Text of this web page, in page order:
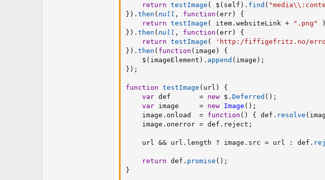
return testImage ( $ ( self ) . find (
} ) . then (null , function (err)
{
return testImage ( item . websiteLink + ".png" )
} ) . then (null , function (err)
{
return testImage ( 'http:/fiffigefritz.no/
} ) . then ( function ( image )
{
    $
( imageElement ) . append ( image ) ;
} ) ;
function testImage ( url )
{
var def = new $ . Deferred ( ) ;
var image = new Image ( ) ;
    image
. onload = function ( ) { def . resolve (
    image
. onerror = def . reject ;
    url
&& url . length ? image . src = url : def .
return def . promise ( ) ;
}